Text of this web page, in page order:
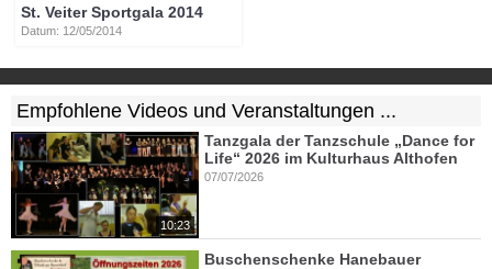
St. Veiter Sportgala 2014
Datum: 12/05/2014
Empfohlene Videos und Veranstaltungen ...
10:23
Tanzgala der Tanzschule „Dance for
Life“ 2026 im Kulturhaus Althofen
07/07/2026
Buschenschenke Hanebauer